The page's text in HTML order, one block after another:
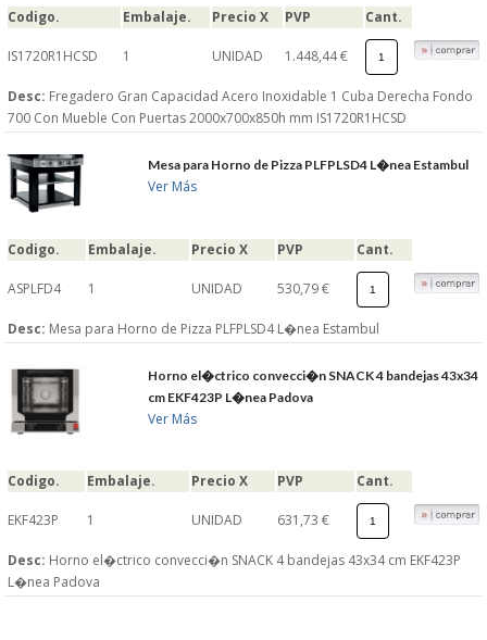
Codigo. Embalaje. Precio X PVP Cant.
IS1720R1HCSD 1 UNIDAD 1.448,44 €
Desc: Fregadero Gran Capacidad Acero Inoxidable 1 Cuba Derecha Fondo
700 Con Mueble Con Puertas 2000x700x850h mm IS1720R1HCSD
Mesa para Horno de Pizza PLFPLSD4 L�nea Estambul
Ver Más
Codigo. Embalaje. Precio X PVP Cant.
ASPLFD4 1 UNIDAD 530,79 €
Desc: Mesa para Horno de Pizza PLFPLSD4 L�nea Estambul
Horno el�ctrico convecci�n SNACK 4 bandejas 43x34
cm EKF423P L�nea Padova
Ver Más
Codigo. Embalaje. Precio X PVP Cant.
EKF423P 1 UNIDAD 631,73 €
Desc: Horno el�ctrico convecci�n SNACK 4 bandejas 43x34 cm EKF423P
L�nea Padova